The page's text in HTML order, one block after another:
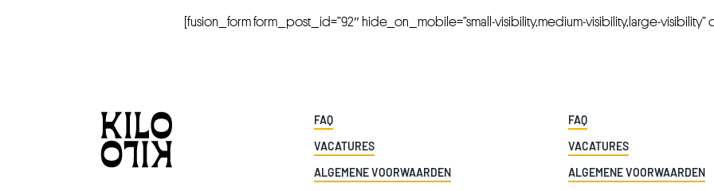
[fusion_form form_post_id=”92″ hide_on_mobile=”small-visibility,medium-visibility,large-visibility”
FAQ
VACATURES
ALGEMENE VOORWAARDEN
FAQ
VACATURES
ALGEMENE VOORWAARDEN